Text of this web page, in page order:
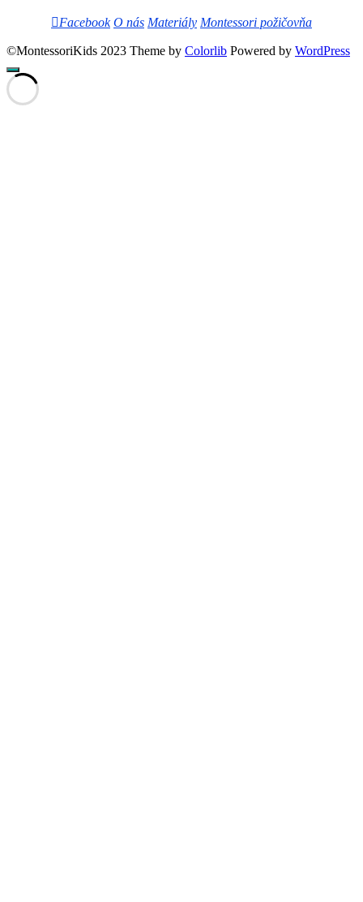
Facebook O nás Materiály Montessori požičovňa
©MontessoriKids 2023 Theme by Colorlib Powered by WordPress